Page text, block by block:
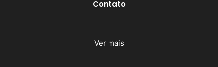
Contato
Ver mais